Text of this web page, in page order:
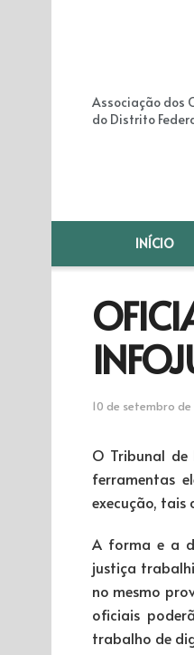
Associação dos
do Distrito
INÍCIO
10 de setembro de
O Tribunal de
ferramentas
execução, tais
A forma e a
justiça
no mesmo
oficiais
trabalho de